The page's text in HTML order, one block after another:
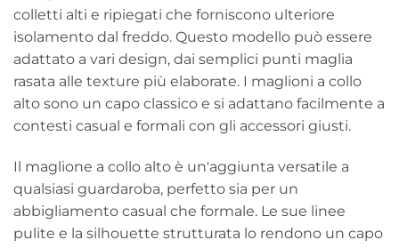
colletti alti e ripiegati che forniscono ulteriore
isolamento dal freddo. Questo modello può essere
adattato a vari design, dai semplici punti maglia
rasata alle texture più elaborate. I maglioni a collo
alto sono un capo classico e si adattano facilmente a
contesti casual e formali con gli accessori giusti.
Il maglione a collo alto è un'aggiunta versatile a
qualsiasi guardaroba, perfetto sia per un
abbigliamento casual che formale. Le sue linee
pulite e la silhouette strutturata lo rendono un capo